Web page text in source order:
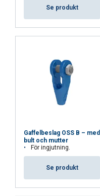
Se produkt
Gaffelbeslag OSS B – med
bult och mutter
För ingjutning.
Se produkt